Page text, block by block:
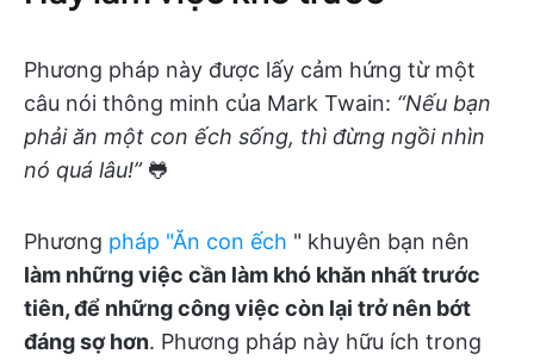
Phương pháp này được lấy cảm hứng từ một
câu nói thông minh của Mark Twain: “Nếu bạn
phải ăn một con ếch sống, thì đừng ngồi nhìn
nó quá lâu!” 🐸
Phương pháp "Ăn con ếch " khuyên bạn nên
làm những việc cần làm khó khăn nhất trước
tiên, để những công việc còn lại trở nên bớt
đáng sợ hơn. Phương pháp này hữu ích trong